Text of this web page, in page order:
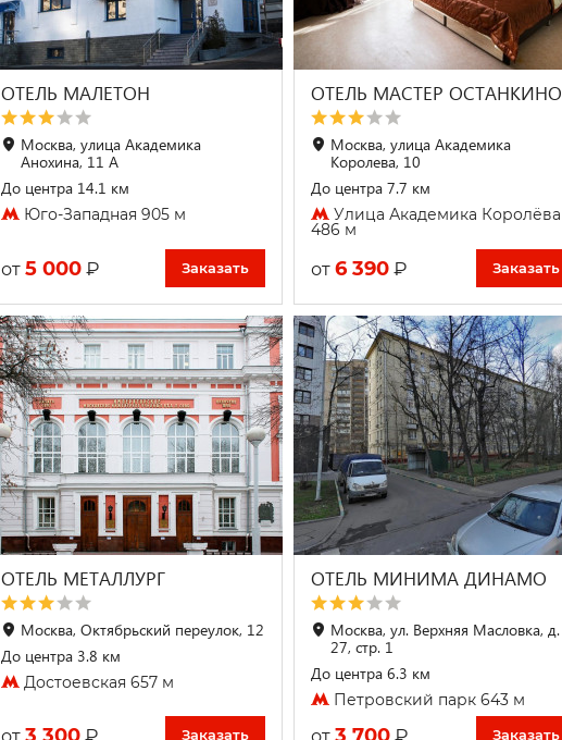
ОТЕЛЬ МАЛЕТОН
Москва, улица Академика
Анохина, 11 А
До центра 14.1 км
Юго-Западная 905 м
от 5 000 ₽ Заказать
ОТЕЛЬ МАСТЕР ОСТАНКИНО
Москва, улица Академика
Королева, 10
До центра 7.7 км
Улица Академика Королёва
486 м
от6 390 ₽ Заказать
ОТЕЛЬ МЕТАЛЛУРГ
Москва, Октябрьский переулок, 12
До центра 3.8 км
Достоевская 657 м
от 3 300 ₽ Заказать
ОТЕЛЬ МИНИМА ДИНАМО
Москва, ул. Верхняя Масловка, д.
27, стр. 1
До центра 6.3 км
Петровский парк 643 м
от3 700 ₽ Заказать